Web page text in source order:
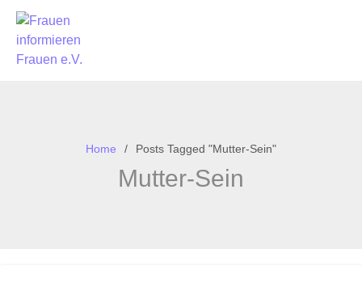
Home Posts Tagged "Mutter-Sein"
Mutter-Sein